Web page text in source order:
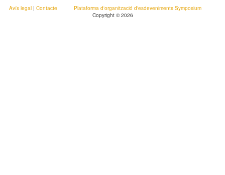
Avís legal | Contacte
Plataforma d'organització d'esdeveniments Symposium
Copyright © 2026